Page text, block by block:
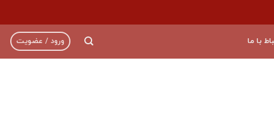
با ما ورود / عضویت